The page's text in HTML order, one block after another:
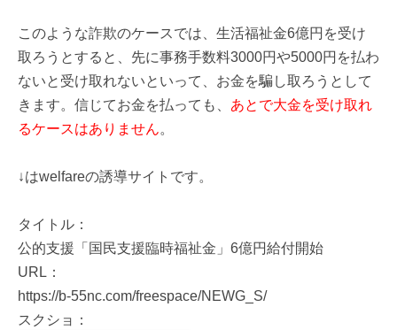
このような詐欺のケースでは、生活福祉金6億円を受け
取ろうとすると、先に事務手数料3000円や5000円を払わ
ないと受け取れないといって、お金を騙し取ろうとして
きます。信じてお金を払っても、 あとで大金を受け取れ
るケースはありません。
↓はwelfareの誘導サイトです。
タイトル：
公的支援「国民支援臨時福祉金」6億円給付開始
URL：
https://b-55nc.com/freespace/NEWG_S/
スクショ：